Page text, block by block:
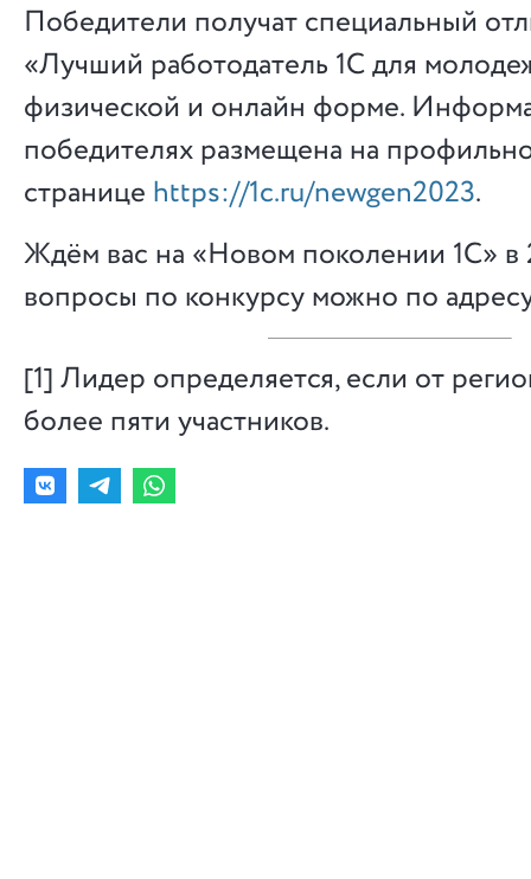
Победители получат специальный
«Лучший работодатель 1С для
физической и онлайн форме.
победителях размещена на
странице https://1c.ru/newgen2023.
Ждём вас на «Новом поколении 1С» в
вопросы по конкурсу можно по
[1] Лидер определяется, если от
более пяти участников.